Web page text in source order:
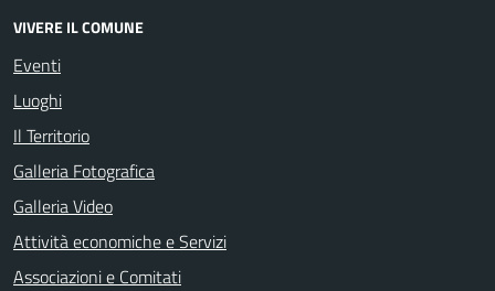
VIVERE IL COMUNE
Eventi
Luoghi
Il Territorio
Galleria Fotografica
Galleria Video
Attività economiche e Servizi
Associazioni e Comitati